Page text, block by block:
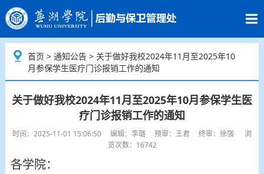
首页 >通知公告 > 关于做好我校2024年11月至2025年10
月参保学生医疗门诊报销工作的通知
关于做好我校2024年11月至2025年10月参保学生医
疗门诊报销工作的通知
时间：2025-11-01 15:06:50 编辑：李璐 预审：王君 终审：徐强 浏
览次数：16742
各学院：